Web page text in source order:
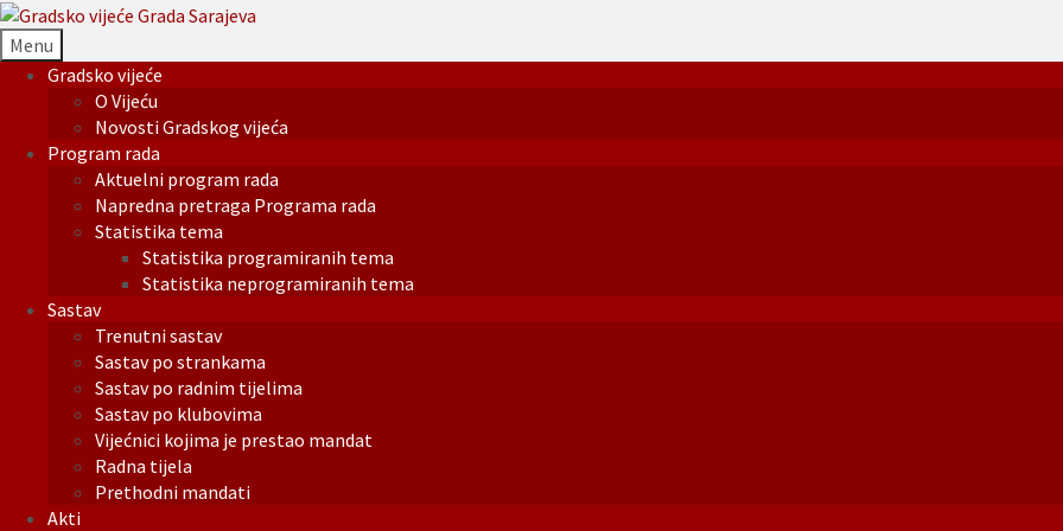
Menu
Gradsko vijeće
O Vijeću
Novosti Gradskog vijeća
Program rada
Aktuelni program rada
Napredna pretraga Programa rada
Statistika tema
Statistika programiranih tema
Statistika neprogramiranih tema
Sastav
Trenutni sastav
Sastav po strankama
Sastav po radnim tijelima
Sastav po klubovima
Vijećnici kojima je prestao mandat
Radna tijela
Prethodni mandati
Akti